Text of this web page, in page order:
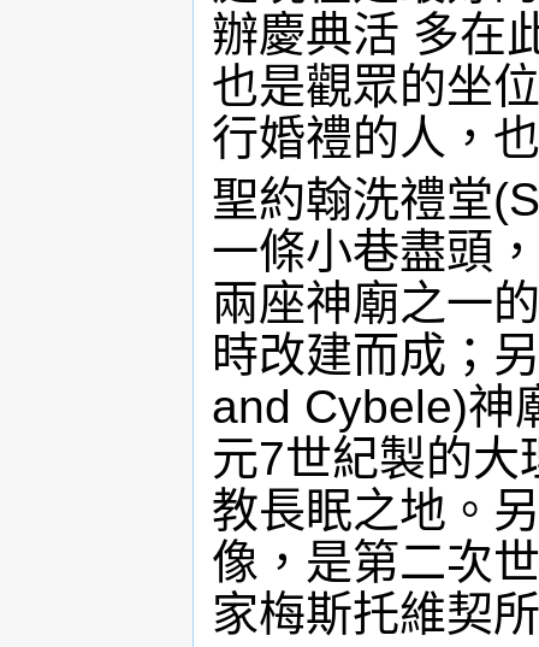
辦慶典活 多在
也是觀眾的坐
行婚禮的人，
聖約翰洗禮堂
一條小巷盡頭
兩座神廟之一
時改建而成；
and Cybele)神
元7世紀製的大
教長眠之地。
像，是第二次
家梅斯托維契